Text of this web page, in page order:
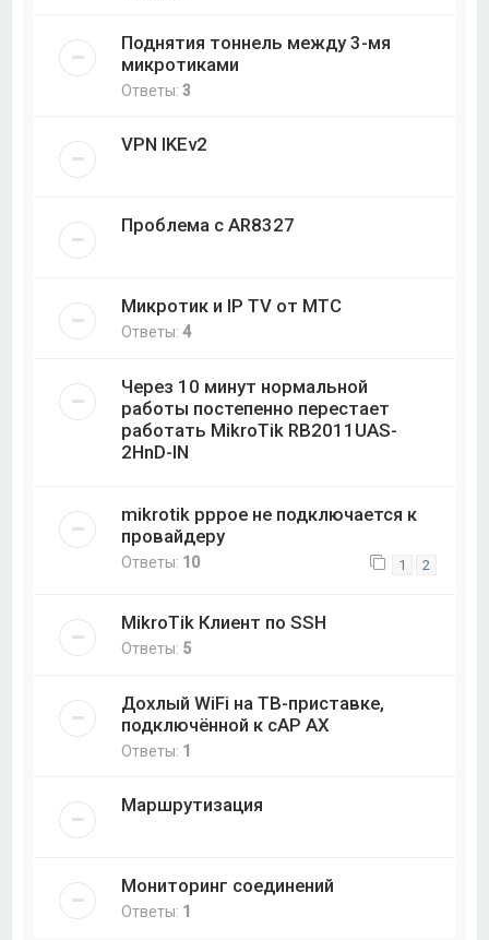
Поднятия тоннель между 3-мя
микротиками
Ответы:3
VPN IKEv2
Проблема с AR8327
Микротик и IP TV от МТС
Ответы:4
Через 10 минут нормальной
работы постепенно перестает
работать MikroTik RB2011UAS-
2HnD-IN
mikrotik pppoe не подключается к
провайдеру
Ответы: 10 1 2
MikroTik Клиент по SSH
Ответы: 5
Дохлый WiFi на ТВ-приставке,
подключённой к cAP AX
Ответы: 1
Маршрутизация
Мониторинг соединений
Ответы: 1